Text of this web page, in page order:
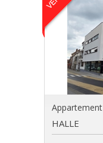
Appartement
HALLE